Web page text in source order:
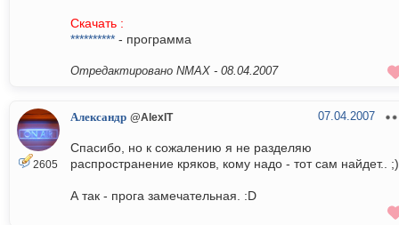
Скачать :
********** - программа
Отредактировано NMAX - 08.04.2007
2605
Александр @AlexIT 07.04.2007
Спасибо, но к сожалению я не разделяю
распространение кряков, кому надо - тот сам найдет.. ;)
А так - прога замечательная. :D